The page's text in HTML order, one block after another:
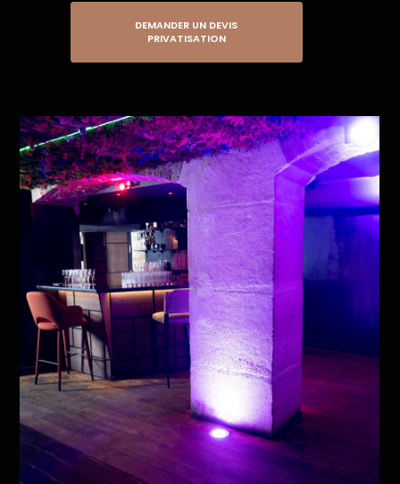
DEMANDER UN DEVIS
PRIVATISATION